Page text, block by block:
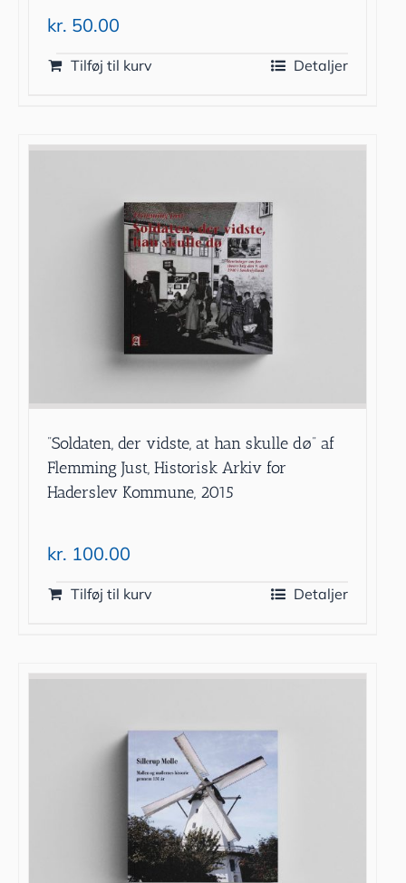
kr. 50.00
Tilføj til kurv Detaljer
”Soldaten, der vidste, at han skulle dø” af
Flemming Just, Historisk Arkiv for
Haderslev Kommune, 2015
kr. 100.00
Tilføj til kurv Detaljer